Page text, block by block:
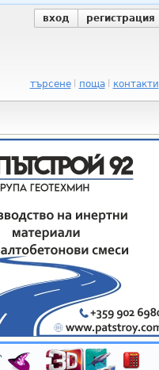
вход регистрация
търсене поща контакти